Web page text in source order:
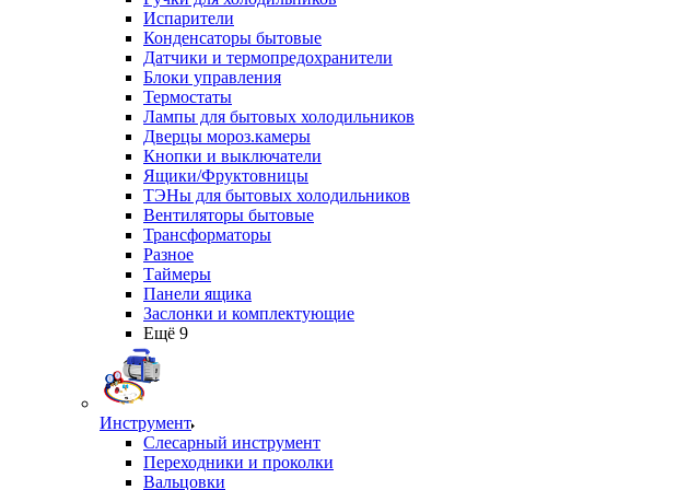
Испарители
Конденсаторы бытовые
Датчики и термопредохранители
Блоки управления
Термостаты
Лампы для бытовых холодильников
Дверцы мороз.камеры
Кнопки и выключатели
Ящики/Фруктовницы
ТЭНы для бытовых холодильников
Вентиляторы бытовые
Трансформаторы
Разное
Таймеры
Панели ящика
Заслонки и комплектующие
Ещё 9
Инструмент
Слесарный инструмент
Переходники и проколки
Вальцовки